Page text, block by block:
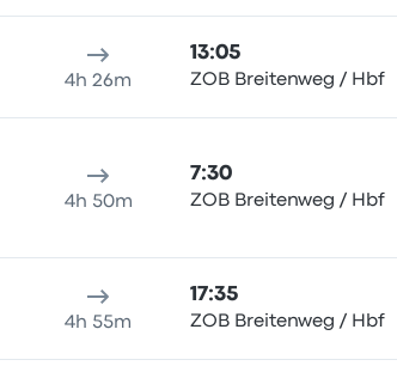
4h 26m
13:05
ZOB Breitenweg / Hbf
4h 50m
7:30
ZOB Breitenweg / Hbf
4h 55m
17:35
ZOB Breitenweg / Hbf